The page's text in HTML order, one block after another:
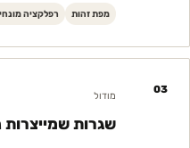
מפת זהות רפלקציה
03
מודול
שגרות שמייצרות